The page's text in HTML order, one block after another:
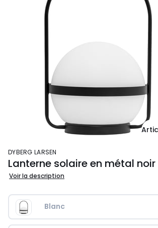
DYBERG LARSEN
Lanterne solaire en métal noir
Voir la description
Blanc